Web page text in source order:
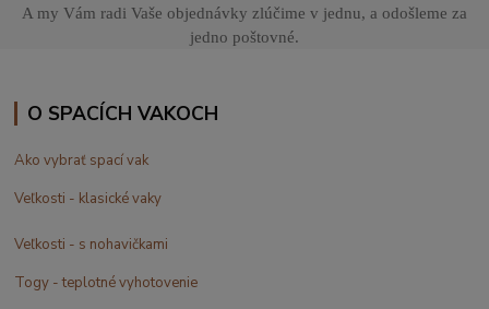
A my Vám radi Vaše objednávky zlúčime v jednu, a odošleme za
jedno poštovné.
O SPACÍCH VAKOCH
Ako vybrať spací vak
Veľkosti - klasické vaky
Veľkosti - s nohavičkami
Togy - teplotné vyhotovenie